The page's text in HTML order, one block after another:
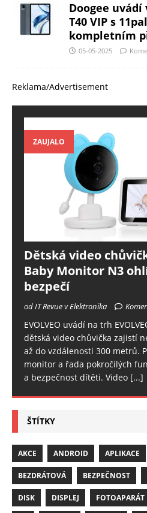
Doogee
T40 VIP s
kompletním
05-05-2025
Reklama/Advertisement
ZAUJALO
Dětská video
Baby Monitor N3
bezpečí
od IT Revue v Elektronika
EVOLVEO uvádí na trh
dětská video chůvička zajistí
až do vzdálenosti 300 metrů.
monitor a řada pokročilých
a bezpečnost dítěti. Video [...]
ŠTÍTKY
AKCE ANDROID APLIKACE
BEZDRÁTOVÁ BEZPEČNOST
DISK DISPLEJ FOTOAPARÁT